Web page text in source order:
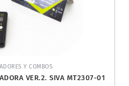
Y COMBOS
VER.2. SIVA MT2307-01